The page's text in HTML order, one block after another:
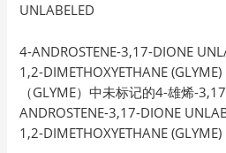
UNLABELED
4-ANDROSTENE-3,17-DIONE
1,2-DIMETHOXYETHANE
（GLYME）中未标记的4-雄烯
ANDROSTENE-3,17-DIONE
1,2-DIMETHOXYETHANE (GLYME)